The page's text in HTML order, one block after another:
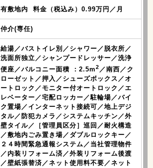
有敷地内 料金（税込み）0.99万円／月
仲介(専任)
給湯／バストイレ別／シャワー／脱衣所／
洗面所独立／シャンプードレッサー／洗浄
便座／バルコニー面積 ：2.5m2 ／南西／ク
ローゼット／押入／シューズボックス／オ
ートロック／モニター付オートロック／エ
レベーター／宅配ロッカー／駐輪場／バイ
ク置場／インターネット接続可／地上デジ
タル／防犯カメラ／システムキッチン／外
壁タイル／［管理員区分］巡回／耐火構造
／敷地内ごみ置き場／ダブルロックキー／
２４時間緊急通報システム／当社管理物件
／内装リフォーム済／外装リフォーム後渡
／壁紙張替済／ネット使用料不要／ネット